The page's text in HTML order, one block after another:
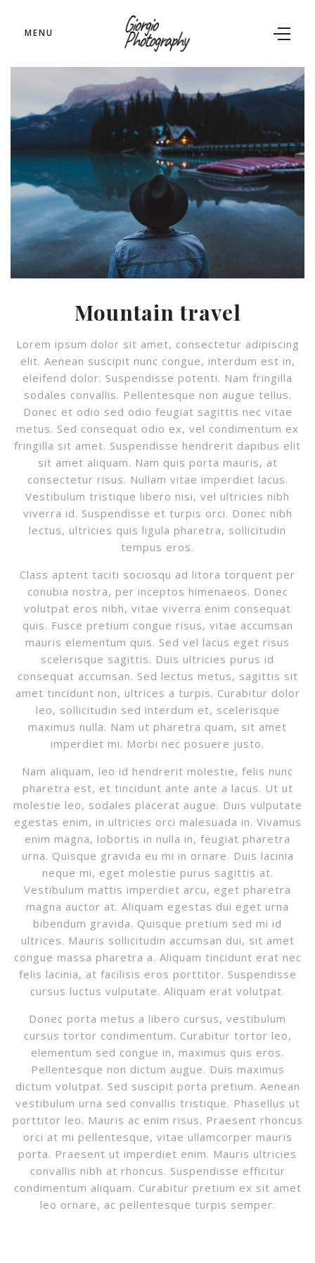
MENU
Mountain travel
Lorem ipsum dolor sit amet, consectetur adipiscing
elit. Aenean suscipit nunc congue, interdum est in,
eleifend dolor. Suspendisse potenti. Nam fringilla
sodales convallis. Pellentesque non augue tellus.
Donec et odio sed odio feugiat sagittis nec vitae
metus. Sed consequat odio ex, vel condimentum ex
fringilla sit amet. Suspendisse hendrerit dapibus elit
sit amet aliquam. Nam quis porta mauris, at
consectetur risus. Nullam vitae imperdiet lacus.
Vestibulum tristique libero nisi, vel ultricies nibh
viverra id. Suspendisse et turpis orci. Donec nibh
lectus, ultricies quis ligula pharetra, sollicitudin
tempus eros.
Class aptent taciti sociosqu ad litora torquent per
conubia nostra, per inceptos himenaeos. Donec
volutpat eros nibh, vitae viverra enim consequat
quis. Fusce pretium congue risus, vitae accumsan
mauris elementum quis. Sed vel lacus eget risus
scelerisque sagittis. Duis ultricies purus id
consequat accumsan. Sed lectus metus, sagittis sit
amet tincidunt non, ultrices a turpis. Curabitur dolor
leo, sollicitudin sed interdum et, scelerisque
maximus nulla. Nam ut pharetra quam, sit amet
imperdiet mi. Morbi nec posuere justo.
Nam aliquam, leo id hendrerit molestie, felis nunc
pharetra est, et tincidunt ante ante a lacus. Ut ut
molestie leo, sodales placerat augue. Duis vulputate
egestas enim, in ultricies orci malesuada in. Vivamus
enim magna, lobortis in nulla in, feugiat pharetra
urna. Quisque gravida eu mi in ornare. Duis lacinia
neque mi, eget molestie purus sagittis at.
Vestibulum mattis imperdiet arcu, eget pharetra
magna auctor at. Aliquam egestas dui eget urna
bibendum gravida. Quisque pretium sed mi id
ultrices. Mauris sollicitudin accumsan dui, sit amet
congue massa pharetra a. Aliquam tincidunt erat nec
felis lacinia, at facilisis eros porttitor. Suspendisse
cursus luctus vulputate. Aliquam erat volutpat.
Donec porta metus a libero cursus, vestibulum
cursus tortor condimentum. Curabitur tortor leo,
elementum sed congue in, maximus quis eros.
Pellentesque non dictum augue. Duis maximus
dictum volutpat. Sed suscipit porta pretium. Aenean
vestibulum urna sed convallis tristique. Phasellus ut
porttitor leo. Mauris ac enim risus. Praesent rhoncus
orci at mi pellentesque, vitae ullamcorper mauris
porta. Praesent ut imperdiet enim. Mauris ultricies
convallis nibh at rhoncus. Suspendisse efficitur
condimentum aliquam. Curabitur pretium ex sit amet
leo ornare, ac pellentesque turpis semper.